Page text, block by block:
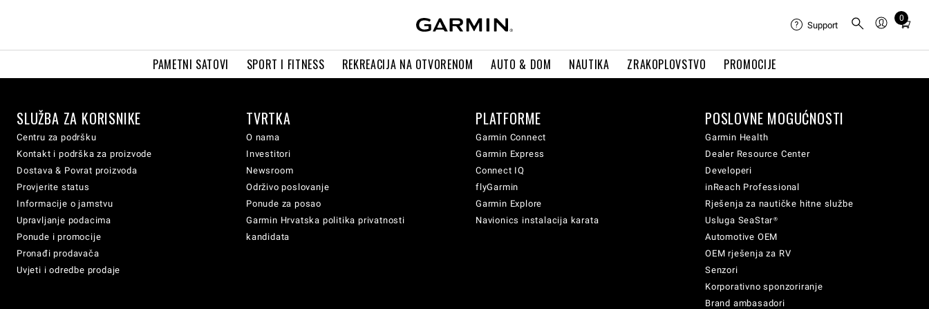
PAMETNI SATOVI SPORT I FITNESS REKREACIJA NA OTVORENOM AUTO & DOM NAUTIKA ZRAKOPLOVSTVO PROMOCIJE
Support
0
Total
cart:
SLUŽBA ZA KORISNIKE
Centru za podršku
Kontakt i podrška za proizvode
Dostava & Povrat proizvoda
Provjerite status
Informacije o jamstvu
Upravljanje podacima
Ponude i promocije
Pronađi prodavača
Uvjeti i odredbe prodaje
TVRTKA
O nama
Investitori
Newsroom
Održivo poslovanje
Ponude za posao
Garmin Hrvatska politika privatnosti
kandidata
PLATFORME
Garmin Connect
Garmin Express
Connect IQ
flyGarmin
Garmin Explore
Navionics instalacija karata
POSLOVNE MOGUĆNOSTI
Garmin Health
Dealer Resource Center
Developeri
inReach Professional
Rješenja za nautičke hitne službe
Usluga SeaStar®
Automotive OEM
OEM rješenja za RV
Senzori
Korporativno sponzoriranje
Brand ambasadori